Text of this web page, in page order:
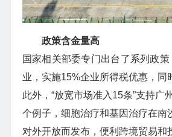
政策含金量高
国家相关部委专门出台了系列政
业，实施15%企业所得税优惠，同
此外，“放宽市场准入15条”支持
个例子，细胞治疗和基因治疗在南
对外开放而发布，便利跨境贸易和